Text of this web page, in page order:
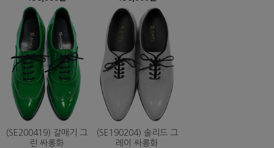
(SE200419) 갈매기 그
린 싸롱화
(SE190204) 솔리드 그
레이 싸롱화